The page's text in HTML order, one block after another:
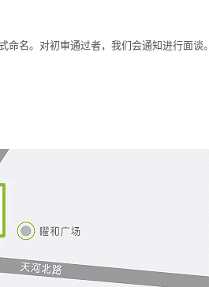
命名。对初审通过者，我们会通知进行面谈。